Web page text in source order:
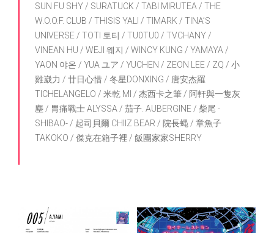
SUN FU SHY / SURATUCK / TABI MIRUTEA / THE
W.O.O.F. CLUB / THISIS YALI / TIMARK / TINA’S
UNIVERSE / TOTI 토티 / TU0TU0 / TVCHANY /
VINEAN HU / WEJI 웨지 / WINCY KUNG / YAMAYA /
YAON 야온 / YUA ユア / YUCHEN / ZEON LEE / ZQ / 小
雞崴力 / 廿日心惜 / 冬星DONXING / 唐安杰羅
TICHELANGELO / 米乾 MI / 杰西卡之筆 / 阿軒與一隻灰
塵 / 胃痛戰士 ALYSSA / 茄子. AUBERGINE / 柴尾 -
SHIBAO- / 起司貝爾 CHIIZ BEAR / 院長蝿 / 章魚子
TAKOKO / 傑克在箱子裡 / 飯團家家SHERRY